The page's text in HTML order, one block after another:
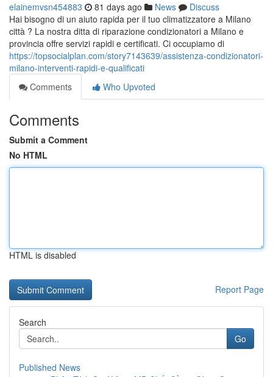
elainemvsn454883 81 days ago News
Discuss
Hai bisogno di un aiuto rapida per il tuo climatizzatore a Milano
città ? La nostra ditta di riparazione condizionatori a Milano e
provincia offre servizi rapidi e certificati. Ci occupiamo di
https://topsocialplan.com/story7143639/assistenza-condizionatori-
milano-interventi-rapidi-e-qualificati
Comments
Who Upvoted
Comments
Submit a Comment
No HTML
HTML is disabled
Report Page
Search
Go
Published News